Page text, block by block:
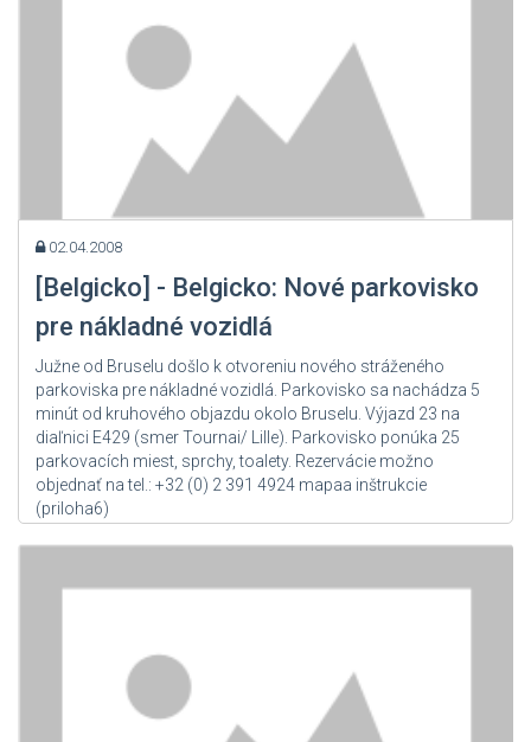
02.04.2008
[Belgicko] - Belgicko: Nové parkovisko
pre nákladné vozidlá
Južne od Bruselu došlo k otvoreniu nového stráženého
parkoviska pre nákladné vozidlá. Parkovisko sa nachádza 5
minút od kruhového objazdu okolo Bruselu. Výjazd 23 na
diaľnici E429 (smer Tournai/ Lille). Parkovisko ponúka 25
parkovacích miest, sprchy, toalety. Rezervácie možno
objednať na tel.: +32 (0) 2 391 4924 mapaa inštrukcie
(priloha6)
Zdroj: User Admin